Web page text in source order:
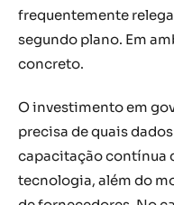
frequentemente
segundo plano. Em
concreto.
O investimento em
precisa de quais
capacitação contínua
tecnologia, além do